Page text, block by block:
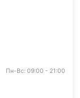
Пн-Вс: 09:00 - 21:00